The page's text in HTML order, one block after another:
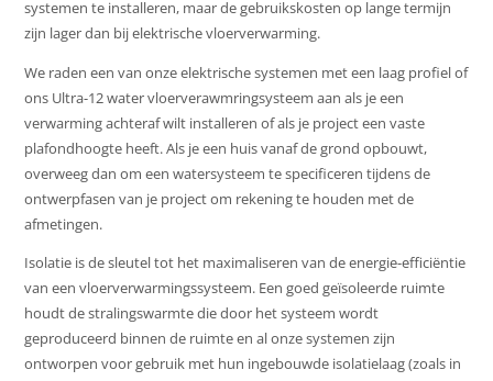
systemen te installeren, maar de gebruikskosten op lange termijn
zijn lager dan bij elektrische vloerverwarming.
We raden een van onze elektrische systemen met een laag profiel of
ons Ultra-12 water vloerverawmringsysteem aan als je een
verwarming achteraf wilt installeren of als je project een vaste
plafondhoogte heeft. Als je een huis vanaf de grond opbouwt,
overweeg dan om een watersysteem te specificeren tijdens de
ontwerpfasen van je project om rekening te houden met de
afmetingen.
Isolatie is de sleutel tot het maximaliseren van de energie-efficiëntie
van een vloerverwarmingssysteem. Een goed geïsoleerde ruimte
houdt de stralingswarmte die door het systeem wordt
geproduceerd binnen de ruimte en al onze systemen zijn
ontworpen voor gebruik met hun ingebouwde isolatielaag (zoals in